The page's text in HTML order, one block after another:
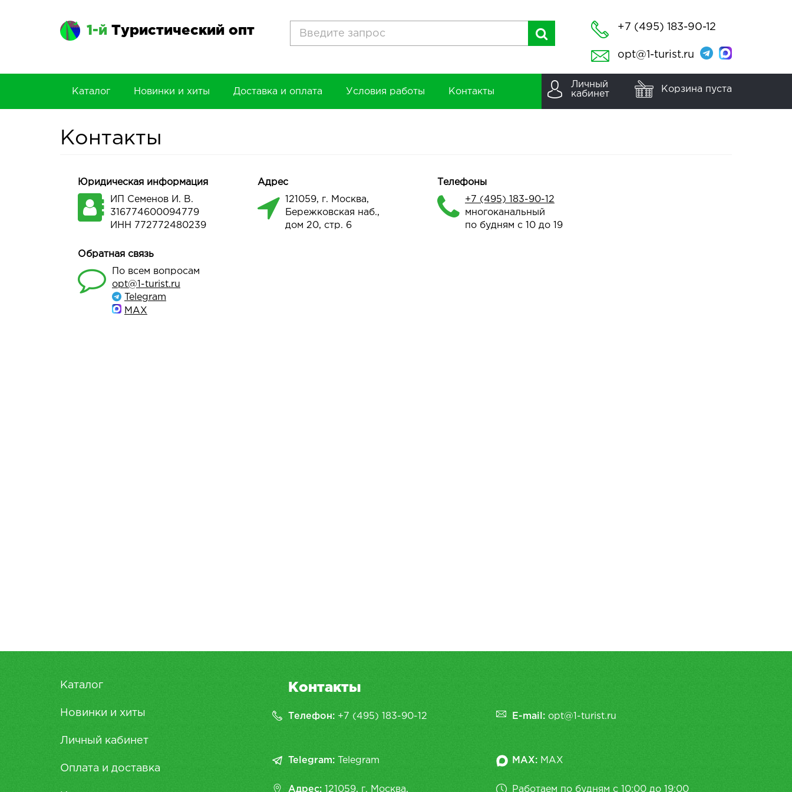
1-й Туристический опт +7 (495) 183-90-12
opt@1-turist.ru
Каталог Новинки и хиты Доставка и оплата Условия работы Контакты
Личный
кабинет
Корзина пуста
Контакты
Юридическая информация
ИП Семенов И. В.
316774600094779
ИНН 772772480239
Адрес
121059, г. Москва,
Бережковская наб.,
дом 20, cтр. 6
Телефоны
+7 (495) 183-90-12
многоканальный
по будням с 10 до 19
Обратная связь
По всем вопросам
opt@1-turist.ru
Telegram
MAX
Каталог
Новинки и хиты
Личный кабинет
Оплата и доставка
Контакты
Телефон: +7 (495) 183-90-12 E-mail: opt@1-turist.ru
Telegram: Telegram MAX: MAX
Адрес: 121059, г. Москва, Работаем по будням с 10:00 до 19:00